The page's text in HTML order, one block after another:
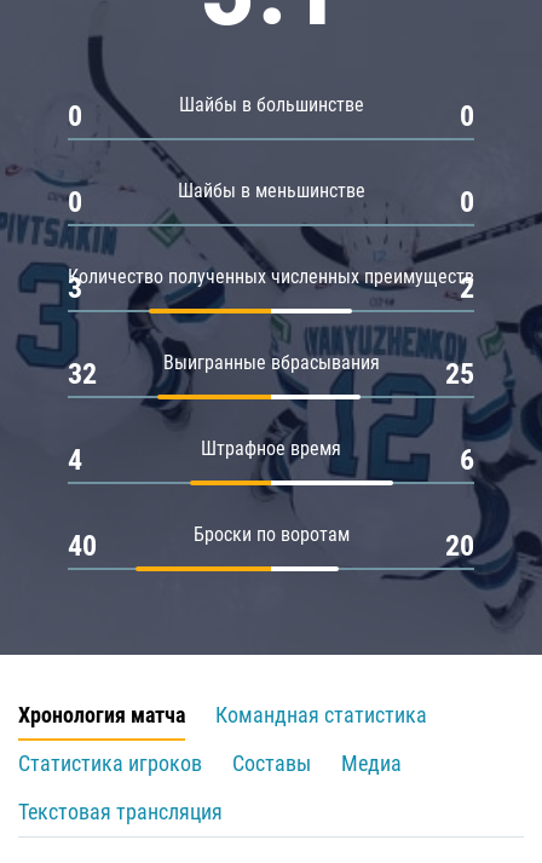
Шайбы в большинстве
0 0
Шайбы в меньшинстве
0 0
Количество полученных численных преимуществ
3 2
Выигранные вбрасывания
32 25
Штрафное время
4 6
Броски по воротам
40 20
Хронология матча
Командная статистика
Статистика игроков
Составы
Медиа
Текстовая трансляция